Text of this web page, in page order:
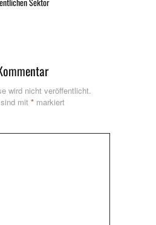
wird nicht veröffentlicht.
mit * markiert